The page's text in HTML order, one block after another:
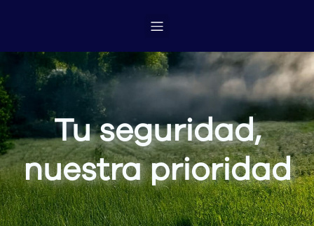
Tu seguridad,
nuestra prioridad